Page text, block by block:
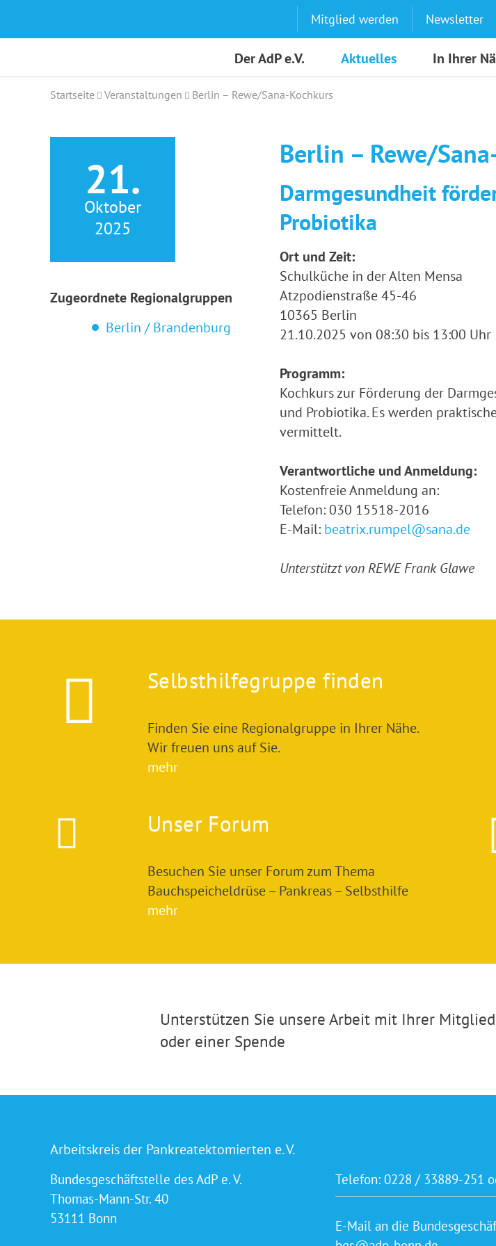
Mitglied werden Newsletter
Der AdP e.V. Aktuelles In Ihrer
Startseite Veranstaltungen Berlin – Rewe/Sana-Kochkurs
21.
Oktober
2025
Zugeordnete Regionalgruppen
Berlin / Brandenburg
Berlin – Rewe/
Darmgesundheit
Probiotika
Ort und Zeit:
Schulküche in der Alten Mensa
Atzpodienstraße 45-46
10365 Berlin
21.10.2025 von 08:30 bis 13:00 Uhr
Programm:
Kochkurs zur Förderung der
und Probiotika. Es werden
vermittelt.
Verantwortliche und Anmeldung:
Kostenfreie Anmeldung an:
Telefon: 030 15518-2016
E-Mail: beatrix.rumpel@sana.de
Unterstützt von REWE Frank Glawe
Selbsthilfegruppe finden
Finden Sie eine Regionalgruppe in Ihrer Nähe.
Wir freuen uns auf Sie.
mehr
Unser Forum
Besuchen Sie unser Forum zum Thema
Bauchspeicheldrüse – Pankreas – Selbsthilfe
mehr
Unterstützen Sie unsere Arbeit mit Ihrer
oder einer Spende
Arbeitskreis der Pankreatektomierten e. V.
Bundesgeschäftstelle des AdP e. V.
Thomas-Mann-Str. 40
53111 Bonn
Telefon: 0228 / 33889-251
E-Mail an die